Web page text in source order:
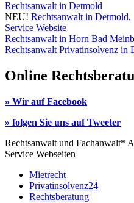
Rechtsanwalt in Detmold
NEU! Rechtsanwalt in Detmold,
Service Website
Rechtsanwalt in Horn Bad
Rechtsanwalt Privatinsolvenz in
Online
» Wir auf Facebook
» folgen Sie uns auf Tweeter
Rechtsanwalt und Fachanwalt*
Service Webseiten
Mietrecht
Privatinsolvenz24
Rechtsberatung